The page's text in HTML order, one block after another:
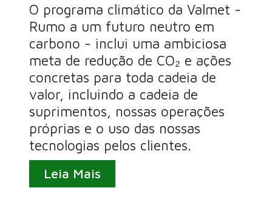
O programa climático da Valmet -
Rumo a um futuro neutro em
carbono - inclui uma ambiciosa
meta de redução de CO₂ e ações
concretas para toda cadeia de
valor, incluindo a cadeia de
suprimentos, nossas operações
próprias e o uso das nossas
tecnologias pelos clientes.
Leia Mais